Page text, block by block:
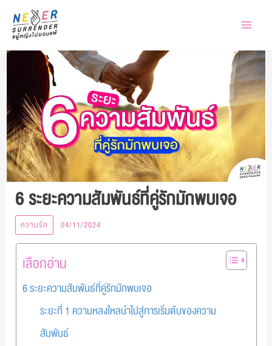
6 ระยะความสัมพันธ์ที่คู่รักมักพบเจอ
ความรัก 04/11/2024
เลือกอ่าน
6 ระยะความสัมพันธ์ที่คู่รักมักพบเจอ
ระยะที่ 1 ความหลงใหลนำไปสู่การเริ่มต้นของความ
สัมพันธ์